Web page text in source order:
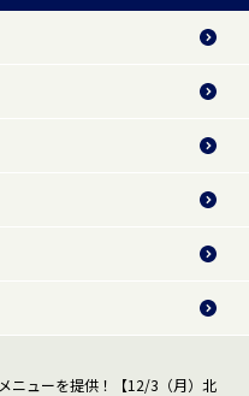
ニューを提供！【12/3（月）北